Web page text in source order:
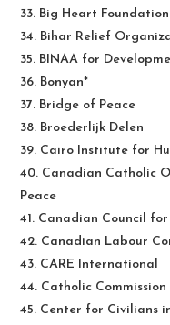
33. Big Heart Foundation
34. Bihar Relief
35. BINAA for
36. Bonyan*
37. Bridge of Peace
38. Broederlijk Delen
39. Cairo Institute for
40. Canadian Catholic
Peace
41. Canadian Council
42. Canadian Labour
43. CARE International
44. Catholic
45. Center for Civilians